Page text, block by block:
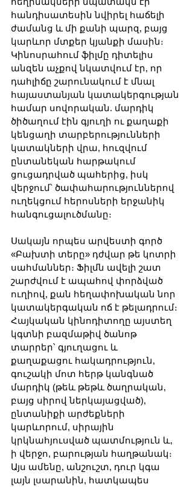
հանդիսատեսին նվիրել հաճելի
ժամանց և մի քանի պարզ, բայց
կարևոր մտքեր կյանքի մասին։
Կինոսրահում ֆիլմը դիտելիս
անզեն աչքով նկատվում էր, որ
դահլիճը շարունակում է մնալ
հայաստանյան կատակերգության
համար սովորական. մարդիկ
ծիծաղում էին գյուղի ու քաղաքի
կենցաղի տարբերությունների
կատակների վրա, հուզվում
ընտանեկան հարթակում
ցուցադրված պահերից, իսկ
վերջում՝ ծափահարություններով
ուղեկցում հերոսների երջանիկ
հանգուցալուծմանը։
Սակայն որպես արվեստի գործ
«Բախտի տերը» դժվար թե կոտրի
սահմաններ։ Ֆիլմն ավելի շատ
շարժվում է ապահով փորձված
ուղիով, քան հեղափոխական նոր
կատակերգական ոճ է թելադրում։
Հայկական կինոդիտողը այստեղ
կգտնի բազմաթիվ ծանոթ
տարրեր՝ գյուղացու և
քաղաքացու հակադրություն,
գուշակի մոտ հերթ կանգնած
մարդիկ (թեև թեթև ծաղրական,
բայց սիրով ներկայացված),
ընտանիքի արժեքների
կարևորում, սիրային
կրկնահյուսված պատմություն և,
ի վերջո, բարության հաղթանակ։
Այս ամենը, անշուշտ, դուր կգա
լայն լսարանին, հատկապես